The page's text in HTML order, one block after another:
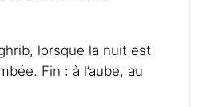
lorsque la nuit est
Fin : à l’aube, au